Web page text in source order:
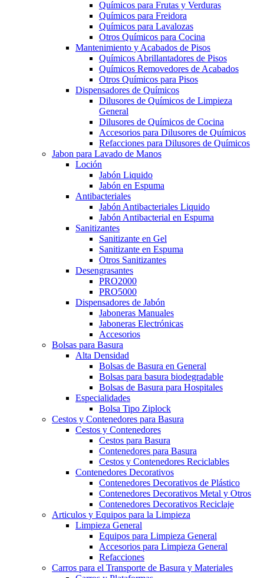
Químicos para Frutas y Verduras
Químicos para Freidora
Químicos para Lavalozas
Otros Químicos para Cocina
Mantenimiento y Acabados de Pisos
Químicos Abrillantadores de Pisos
Químicos Removedores de Acabados
Otros Químicos para Pisos
Dispensadores de Químicos
Dilusores de Químicos de Limpieza
General
Dilusores de Químicos de Cocina
Accesorios para Dilusores de Químicos
Refacciones para Dilusores de Químicos
Jabon para Lavado de Manos
Loción
Jabón Liquido
Jabón en Espuma
Antibacteriales
Jabón Antibacteriales Liquido
Jabón Antibacterial en Espuma
Sanitizantes
Sanitizante en Gel
Sanitizante en Espuma
Otros Sanitizantes
Desengrasantes
PRO2000
PRO5000
Dispensadores de Jabón
Jaboneras Manuales
Jaboneras Electrónicas
Accesorios
Bolsas para Basura
Alta Densidad
Bolsas de Basura en General
Bolsas para basura biodegradable
Bolsas de Basura para Hospitales
Especialidades
Bolsa Tipo Ziplock
Cestos y Contenedores para Basura
Cestos y Contenedores
Cestos para Basura
Contenedores para Basura
Cestos y Contenedores Reciclables
Contenedores Decorativos
Contenedores Decorativos de Plástico
Contenedores Decorativos Metal y Otros
Contenedores Decorativos Reciclaje
Articulos y Equipos para la Limpieza
Limpieza General
Equipos para Limpieza General
Accesorios para Limpieza General
Refacciones
Carros para el Transporte de Basura y Materiales